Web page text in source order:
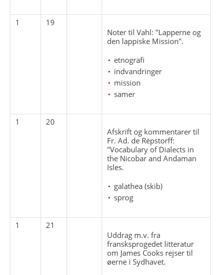
1
19
Noter til Vahl: "Lapperne og
den lappiske Mission".
etnografi
indvandringer
mission
samer
1
20
Afskrift og kommentarer til
Fr. Ad. de Rëpstorff:
"Vocabulary of Dialects in
the Nicobar and Andaman
Isles.
galathea (skib)
sprog
1
21
Uddrag m.v. fra
fransksprogedet litteratur
om James Cooks rejser til
øerne i Sydhavet.